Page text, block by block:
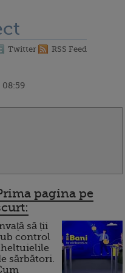
Twitter RSS Feed
08:59
pagina pe
să ții
control
sărbători.